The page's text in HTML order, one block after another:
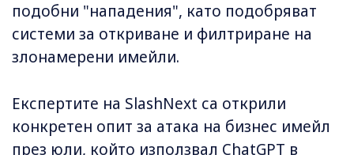
подобни "нападения", като подобряват
системи за откриване и филтриране на
злонамерени имейли.
Експертите на SlashNext са открили
конкретен опит за атака на бизнес имейл
през юли, който използвал ChatGPT в